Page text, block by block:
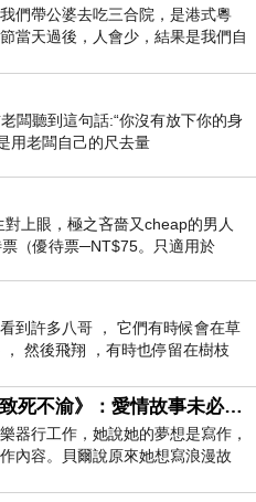
們帶公婆去吃三合院，是港式粵
當天過後，人會少，結果是我們自
續地進，滿滿都是人，個人
闆聽到這句話:“你沒有放下你的身
用老闆自己的尺去量
上眼，極之吝嗇又cheap的男人
（優待票─NT$75。只適用於
到許多八哥 ， 它們有時候會在草
然後飛翔 ，有時也停留在樹枝
咖啡色的，鳥喙是黃色
二刷《愛你致死不渝》：愛情故事未必是浪漫故事
器行工作，她說她的夢想是寫作，
內容。貝爾說原來她想寫浪漫故
「不是浪漫故事，是愛情